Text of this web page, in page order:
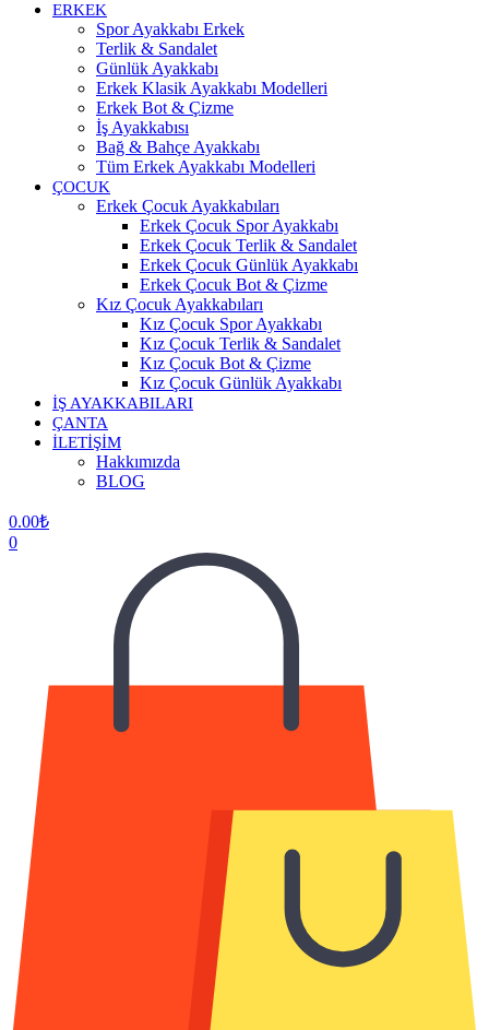
ERKEK
Spor Ayakkabı Erkek
Terlik & Sandalet
Günlük Ayakkabı
Erkek Klasik Ayakkabı Modelleri
Erkek Bot & Çizme
İş Ayakkabısı
Bağ & Bahçe Ayakkabı
Tüm Erkek Ayakkabı Modelleri
ÇOCUK
Erkek Çocuk Ayakkabıları
Erkek Çocuk Spor Ayakkabı
Erkek Çocuk Terlik & Sandalet
Erkek Çocuk Günlük Ayakkabı
Erkek Çocuk Bot & Çizme
Kız Çocuk Ayakkabıları
Kız Çocuk Spor Ayakkabı
Kız Çocuk Terlik & Sandalet
Kız Çocuk Bot & Çizme
Kız Çocuk Günlük Ayakkabı
İŞ AYAKKABILARI
ÇANTA
İLETİŞİM
Hakkımızda
BLOG
0.00₺
0